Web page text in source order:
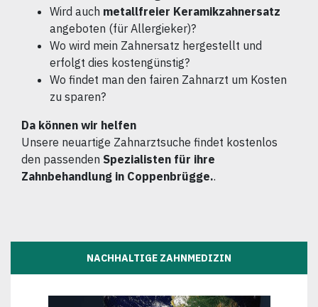
Wird auch metallfreier Keramikzahnersatz
angeboten (für Allergieker)?
Wo wird mein Zahnersatz hergestellt und
erfolgt dies kostengünstig?
Wo findet man den fairen Zahnarzt um Kosten
zu sparen?
Da können wir helfen
Unsere neuartige Zahnarztsuche findet kostenlos
den passenden Spezialisten für ihre
Zahnbehandlung in Coppenbrügge..
NACHHALTIGE ZAHNMEDIZIN